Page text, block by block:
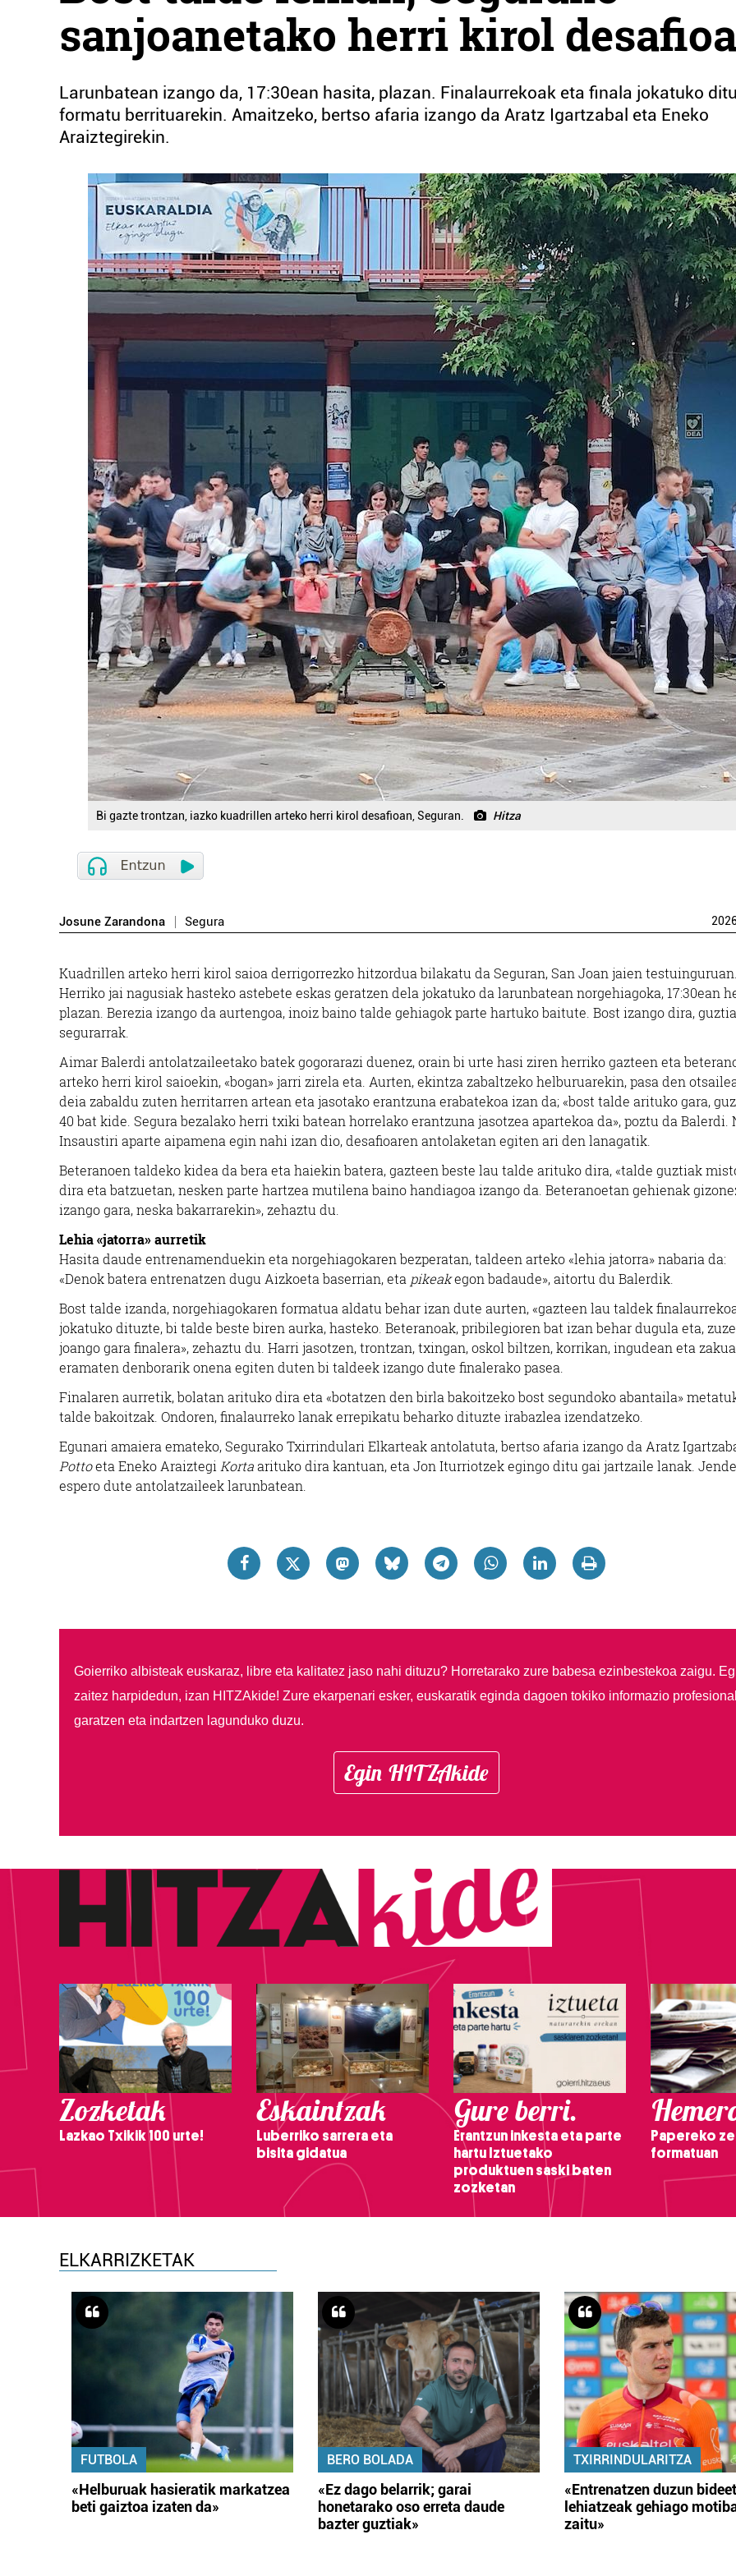
sanjoanetako herri kirol
Larunbatean izango da, 17:30ean hasita, plazan. Finalaurrekoak eta finala jokatuko
formatu berrituarekin. Amaitzeko, bertso afaria izango da Aratz Igartzabal eta Eneko
Araiztegirekin.
Bi gazte trontzan, iazko kuadrillen arteko herri kirol desafioan, Seguran. Hitza
Josune Zarandona Segura
Kuadrillen arteko herri kirol saioa derrigorrezko hitzordua bilakatu da Seguran, San Joan jaien testuinguruan.
Herriko jai nagusiak hasteko astebete eskas geratzen dela jokatuko da larunbatean norgehiagoka, 17:30ean
plazan. Berezia izango da aurtengoa, inoiz baino talde gehiagok parte hartuko baitute. Bost izango dira,
segurarrak.
Aimar Balerdi antolatzaileetako batek gogorarazi duenez, orain bi urte hasi ziren herriko gazteen eta
arteko herri kirol saioekin, «bogan» jarri zirela eta. Aurten, ekintza zabaltzeko helburuarekin, pasa den
deia zabaldu zuten herritarren artean eta jasotako erantzuna erabatekoa izan da; «bost talde arituko gara,
40 bat kide. Segura bezalako herri txiki batean horrelako erantzuna jasotzea apartekoa da», poztu da Balerdi.
Insaustiri aparte aipamena egin nahi izan dio, desafioaren antolaketan egiten ari den lanagatik.
Beteranoen taldeko kidea da bera eta haiekin batera, gazteen beste lau talde arituko dira, «talde guztiak
dira eta batzuetan, nesken parte hartzea mutilena baino handiagoa izango da. Beteranoetan gehienak
izango gara, neska bakarrarekin», zehaztu du.
Lehia «jatorra» aurretik
Hasita daude entrenamenduekin eta norgehiagokaren bezperatan, taldeen arteko «lehia jatorra» nabaria da:
«Denok batera entrenatzen dugu Aizkoeta baserrian, eta pikeakegon badaude», aitortu du Balerdik.
Bost talde izanda, norgehiagokaren formatua aldatu behar izan dute aurten, «gazteen lau taldek
jokatuko dituzte, bi talde beste biren aurka, hasteko. Beteranoak, pribilegioren bat izan behar dugula eta,
joango gara finalera», zehaztu du. Harri jasotzen, trontzan, txingan, oskol biltzen, korrikan, ingudean eta zakua
eramaten denborarik onena egiten duten bi taldeek izango dute finalerako pasea.
Finalaren aurretik, bolatan arituko dira eta «botatzen den birla bakoitzeko bost segundoko abantaila»
talde bakoitzak. Ondoren, finalaurreko lanak errepikatu beharko dituzte irabazlea izendatzeko.
Egunari amaiera emateko, Segurako Txirrindulari Elkarteak antolatuta, bertso afaria izango da Aratz
Pottoeta Eneko Araiztegi Kortaarituko dira kantuan, eta Jon Iturriotzek egingo ditu gai jartzaile lanak.
espero dute antolatzaileek larunbatean.
Goierriko albisteak euskaraz, libre eta kalitatez jaso nahi dituzu? Horretarako zure babesa ezinbestekoa zaigu.
zaitez harpidedun, izan HITZAkide! Zure ekarpenari esker, euskaratik eginda dagoen tokiko informazio
garatzen eta indartzen lagunduko duzu.
Egin HITZAkide
Zozketak
Lazkao Txikik 100 urte!
Eskaintzak
Luberriko sarrera eta
bisita gidatua
Gure berri.
Erantzun inkesta eta parte
hartu Iztuetako
produktuen saski baten
zozketan
Papereko
formatuan
ELKARRIZKETAK
FUTBOLA
«Helburuak hasieratik markatzea
beti gaiztoa izaten da»
BERO BOLADA
«Ez dago belarrik; garai
honetarako oso erreta daude
bazter guztiak»
TXIRRINDULARITZA
«Entrenatzen duzun
lehiatzeak gehiago
zaitu»